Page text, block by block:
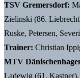
TSV Gremersdorf:
Zielinski (86.
Ruske, Petersen,
Trainer: Christian
MTV
Ladewig (61.